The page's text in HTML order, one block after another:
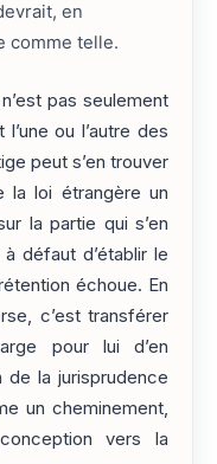
en
comme telle.
pas seulement
ou l’autre des
peut s’en trouver
la loi étrangère un
la partie qui s’en
défaut d’établir le
échoue. En
c’est transférer
pour lui d’en
de la jurisprudence
un cheminement,
vers la